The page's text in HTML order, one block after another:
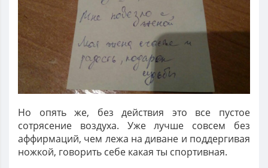
Но опять же, без действия это все пустое
сотрясение воздуха. Уже лучше совсем без
аффирмаций, чем лежа на диване и поддергивая
ножкой, говорить себе какая ты спортивная.